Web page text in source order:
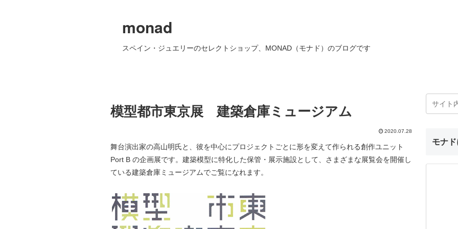
monad
スペイン・ジュエリーのセレクトショップ、MONAD（モナド）のブログです
模型都市東京展 建築倉庫ミュージアム
2020.07.28
舞台演出家の高山明氏と、彼を中心にプロジェクトごとに形を変えて作られる創作ユニット
Port B の企画展です。建築模型に特化した保管・展示施設として、さまざまな展覧会を開催し
ている建築倉庫ミュージアムでご覧になれます。
モナ